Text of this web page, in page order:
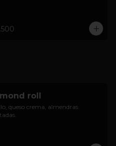
roll
queso crema, almendras